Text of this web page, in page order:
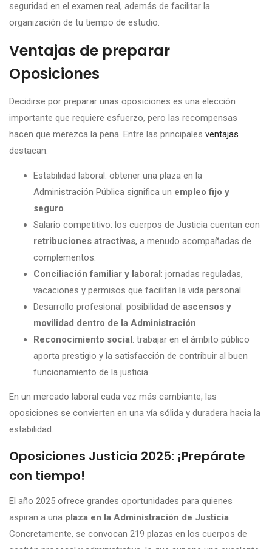
seguridad en el examen real, además de facilitar la
organización de tu tiempo de estudio.
Ventajas de preparar
Oposiciones
Decidirse por preparar unas oposiciones es una elección
importante que requiere esfuerzo, pero las recompensas
hacen que merezca la pena. Entre las principales ventajas
destacan:
Estabilidad laboral: obtener una plaza en la
Administración Pública significa un empleo fijo y
seguro.
Salario competitivo: los cuerpos de Justicia cuentan con
retribuciones atractivas, a menudo acompañadas de
complementos.
Conciliación familiar y laboral: jornadas reguladas,
vacaciones y permisos que facilitan la vida personal.
Desarrollo profesional: posibilidad de ascensos y
movilidad dentro de la Administración.
Reconocimiento social: trabajar en el ámbito público
aporta prestigio y la satisfacción de contribuir al buen
funcionamiento de la justicia.
En un mercado laboral cada vez más cambiante, las
oposiciones se convierten en una vía sólida y duradera hacia la
estabilidad.
Oposiciones Justicia 2025: ¡Prepárate
con tiempo!
El año 2025 ofrece grandes oportunidades para quienes
aspiran a una plaza en la Administración de Justicia.
Concretamente, se convocan 219 plazas en los cuerpos de